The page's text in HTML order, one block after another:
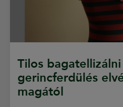
Tilos bagatellizálni
gerincferdülés
magától